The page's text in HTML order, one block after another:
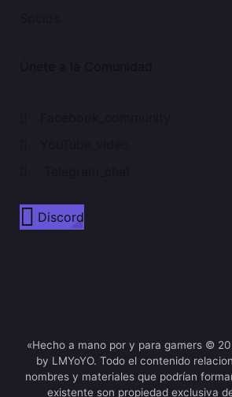
Discord
«Hecho a mano por y para gamers ©
by LMYoYO. Todo el contenido
nombres y materiales que podrían
existente son propiedad exclusiva